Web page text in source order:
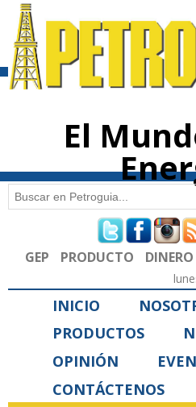
contenido
El
Formulario de
Buscar
GEP PRODUCTO DINERO
INICIO
PRODUCTOS
OPINIÓN
CONTÁCTENOS